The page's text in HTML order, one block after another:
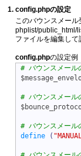
config.phpの設定
このバウンスメール
phplist/public_html/
ファイルを編集して
config.phpの設定例
define
(